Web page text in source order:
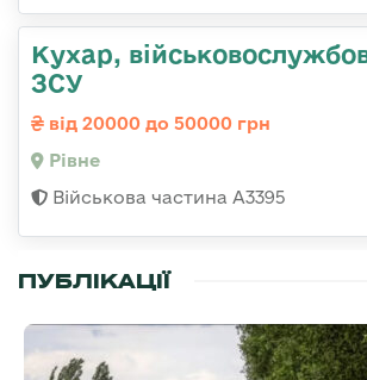
Кухар,
ЗСУ
від 20000 до 50000 грн
Рівне
Військова частина А3395
ПУБЛІКАЦІЇ